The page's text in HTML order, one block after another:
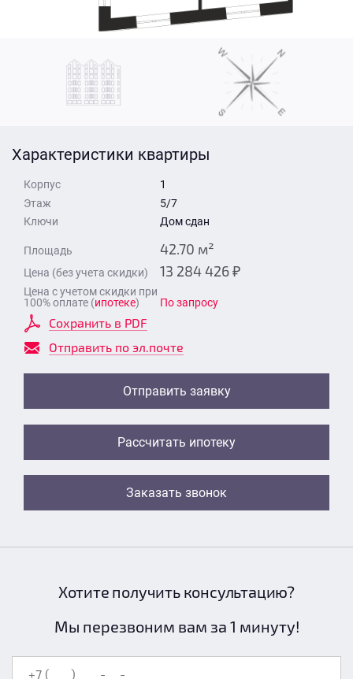
Характеристики квартиры
Корпус
1
Этаж
5/7
Ключи
Дом сдан
Площадь 42.70 м²
Цена (без учета скидки) 13 284 426 ₽
Цена с учетом скидки при
100% оплате (ипотеке) По запросу
Сохранить в PDF
Отправить по эл.почте
Отправить заявку
Рассчитать ипотеку
Заказать звонок
Стоимость квартиры
Свои средства
Время для звонка
Отправить
Отправить
Хотите получить консультацию?
Мы перезвоним вам за 1 минуту!